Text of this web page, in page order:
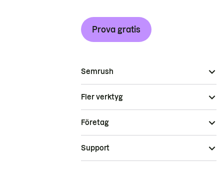
Prova gratis
Semrush
Fler verktyg
Företag
Support